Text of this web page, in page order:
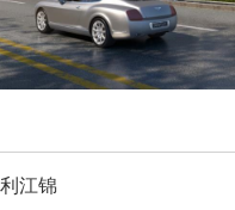
江锦